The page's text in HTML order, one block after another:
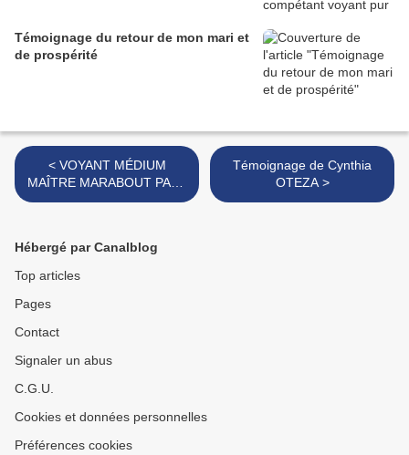
Témoignage du retour de mon mari et
de prospérité
< VOYANT MÉDIUM
MAÎTRE MARABOUT PAPA
DJEMEY DU MONDE
Témoignage de Cynthia
OTEZA >
Hébergé par Canalblog
Top articles
Pages
Contact
Signaler un abus
C.G.U.
Cookies et données personnelles
Préférences cookies